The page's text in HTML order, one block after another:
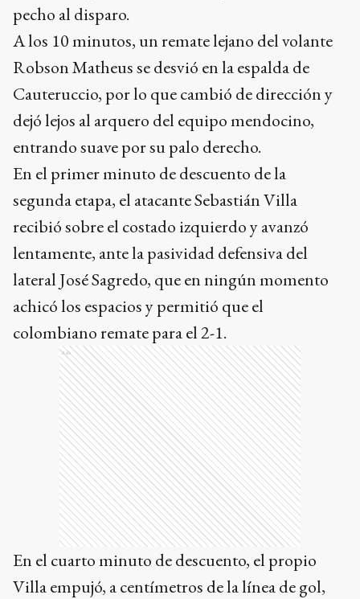
pecho al disparo.
A los 10 minutos, un remate lejano del volante
Robson Matheus se desvió en la espalda de
Cauteruccio, por lo que cambió de dirección y
dejó lejos al arquero del equipo mendocino,
entrando suave por su palo derecho.
En el primer minuto de descuento de la
segunda etapa, el atacante Sebastián Villa
recibió sobre el costado izquierdo y avanzó
lentamente, ante la pasividad defensiva del
lateral José Sagredo, que en ningún momento
achicó los espacios y permitió que el
colombiano remate para el 2-1.
Ads
En el cuarto minuto de descuento, el propio
Villa empujó, a centímetros de la línea de gol,